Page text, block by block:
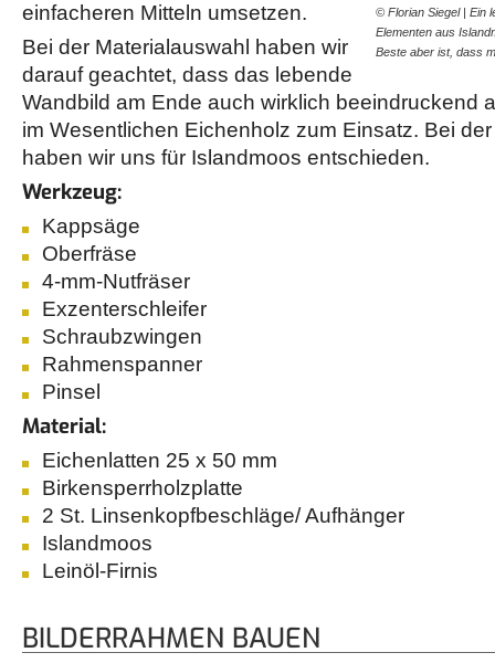
© Florian Siegel | Ein
Elementen aus
Beste aber ist, dass
einfacheren Mitteln umsetzen.
Bei der Materialauswahl haben wir
darauf geachtet, dass das lebende
Wandbild am Ende auch wirklich beeindruckend
im Wesentlichen Eichenholz zum Einsatz. Bei
haben wir uns für Islandmoos entschieden.
Werkzeug:
Kappsäge
Oberfräse
4-mm-Nutfräser
Exzenterschleifer
Schraubzwingen
Rahmenspanner
Pinsel
Material:
Eichenlatten 25 x 50 mm
Birkensperrholzplatte
2 St. Linsenkopfbeschläge/ Aufhänger
Islandmoos
Leinöl-Firnis
BILDERRAHMEN BAUEN